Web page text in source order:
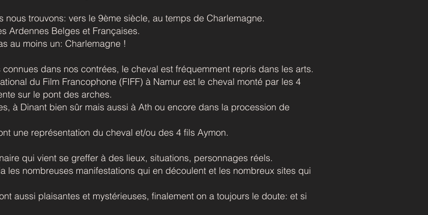
trouvons: vers le 9ème siècle, au temps de Charlemagne.
Ardennes Belges et Françaises.
au moins un: Charlemagne !
dans nos contrées, le cheval est fréquemment repris dans les arts.
du Film Francophone (FIFF) à Namur est le cheval monté par les 4
sur le pont des arches.
à Dinant bien sûr mais aussi à Ath ou encore dans la procession de
une représentation du cheval et/ou des 4 fils Aymon.
qui vient se greffer à des lieux, situations, personnages réels.
les nombreuses manifestations qui en découlent et les nombreux sites qui
aussi plaisantes et mystérieuses, finalement on a toujours le doute: et si